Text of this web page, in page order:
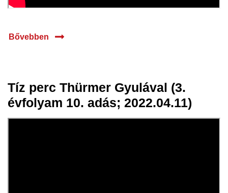
Bővebben
12 ápr.
2022
Tíz perc Thürmer Gyulával (3.
évfolyam 10. adás; 2022.04.11)